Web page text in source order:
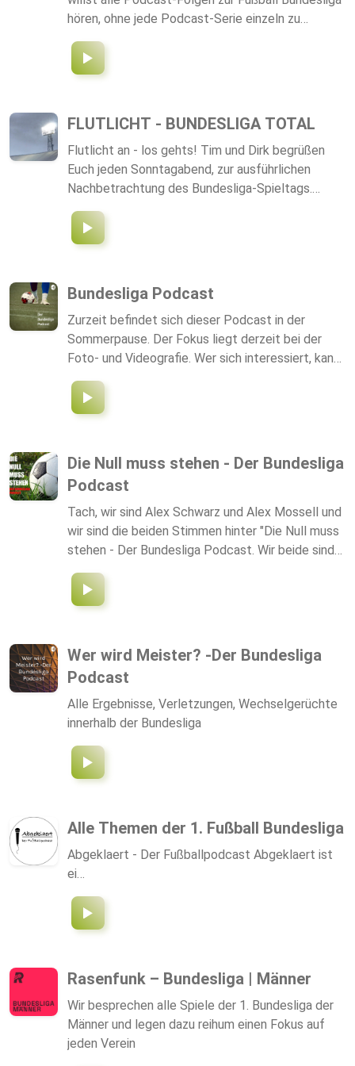
hören, ohne jede Podcast-Serie einzeln zu
abonnieren? Dann abonniere diesen Podcast-
Feed und hole dir die 1. Bundesliga ganz
automatisch zu Dir. Äußerungen unserer
geben deren eigene Auffassungen wieder.
https://meinsportpodcast.de macht sich
Äußerungen seiner Gesprächspartner*innen in
Interviews und Diskussionen nicht zu eigen.
FLUTLICHT - BUNDESLIGA TOTAL
Flutlicht an - los gehts! Tim und Dirk begrüßen
Euch jeden Sonntagabend, zur ausführlichen
Nachbetrachtung des Bundesliga-Spieltags.
Bundesliga total! So objektiv wie nötig, so
subjektiv wie möglich.
Bundesliga Podcast
Zurzeit befindet sich dieser Podcast in der
Sommerpause. Der Fokus liegt derzeit bei der
Foto- und Videografie. Wer sich interessiert, kann
sehr gerne meine Website besuchen und oder mir
auf Instagram folgen. Website: https://mvf-
hobbyfotografie.de Instagram:
meiner Mail-Adresse, beantworte ich alle Fragen,
zu diesem Podcast. derbulipodcast@icloud.com
Vielen Dank fürs zuhören und bis bald!
Die Null muss stehen - Der Bundesliga
Podcast
Tach, wir sind Alex Schwarz und Alex Mossell und
wir sind die beiden Stimmen hinter "Die Null muss
stehen - Der Bundesliga Podcast. Wir beide sind
leidenschaftliche Fußballfans und möchten euch
die Geschehnisse aus Fußballdeutschland näher
bringen - natürlich mit unserer persönlichen
zu Specials jeglicher Art bieten wir alles, was das
Fußballherz begehrt.
https://linktr.ee/die_0_muss_stehen
Wer wird Meister? -Der Bundesliga
Podcast
Alle Ergebnisse, Verletzungen, Wechselgerüchte
innerhalb der Bundesliga
Alle Themen der 1. Fußball Bundesliga
Abgeklaert - Der Fußballpodcast Abgeklaert ist
ei…
Rasenfunk – Bundesliga | Männer
Wir besprechen alle Spiele der 1. Bundesliga der
Männer und legen dazu reihum einen Fokus auf
jeden Verein